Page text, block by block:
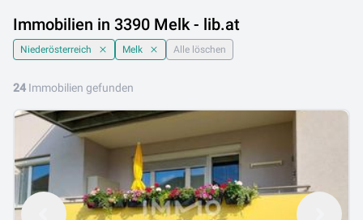
Immobilien in 3390 Melk - lib.at
Niederösterreich Melk Alle löschen
24 Immobilien gefunden